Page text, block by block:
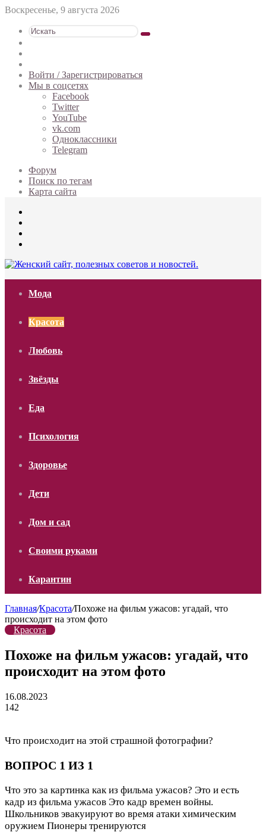
Воскресенье, 9 августа 2026
Искать
статья
Войти / Зарегистрироваться
Мы в соцсетях
Facebook
Twitter
YouTube
vk.com
Одноклассники
Telegram
Форум
Поиск по тегам
Карта сайта
Мода
Красота
Любовь
Звёзды
Еда
Психология
Здоровье
Дети
Дом и сад
Своими руками
Карантин
Главная/Красота/Похоже на фильм ужасов: угадай, что
происходит на этом фото
Красота
Похоже на фильм ужасов: угадай, что
происходит на этом фото
16.08.2023
142
Что происходит на этой страшной фотографии?
ВОПРОС 1 ИЗ 1
Что это за картинка как из фильма ужасов? Это и есть
кадр из фильма ужасов Это кадр времен войны.
Школьников эвакуируют во время атаки химическим
оружием Пионеры тренируются